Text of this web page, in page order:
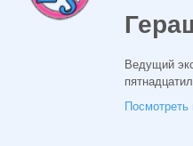
Ведущий
Посмотреть